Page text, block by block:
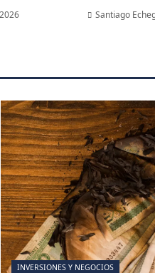
Santiago
INVERSIONES Y NEGOCIOS